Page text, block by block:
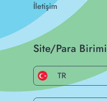
İletişim
Site/Para Birimi
TR